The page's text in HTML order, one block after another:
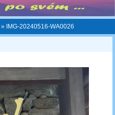
» IMG-20240516-WA0026